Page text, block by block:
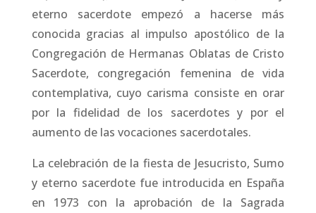
eterno sacerdote empezó a hacerse más
conocida gracias al impulso apostólico de la
Congregación de Hermanas Oblatas de Cristo
Sacerdote, congregación femenina de vida
contemplativa, cuyo carisma consiste en orar
por la fidelidad de los sacerdotes y por el
aumento de las vocaciones sacerdotales.
La celebración de la fiesta de Jesucristo, Sumo
y eterno sacerdote fue introducida en España
en 1973 con la aprobación de la Sagrada